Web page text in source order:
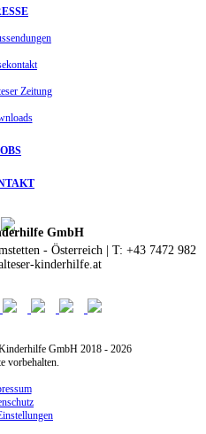
Zeitung
GmbH
- Österreich | T: +43 7472 982
kinderhilfe.at
GmbH 2018 - 2026
vorbehalten.